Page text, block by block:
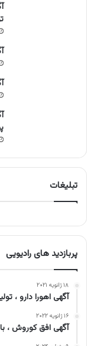
تبلیغات
پربازدید های رادیویی
۱۸ ژانویه ۲۰۲۱
آگهی اهورا دارو ،
۱۶ ژانویه ۲۰۲۲
آگهی افق کوروش ،